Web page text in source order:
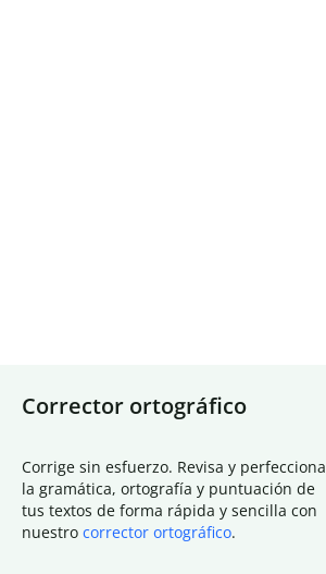
Corrector ortográfico
Corrige sin esfuerzo. Revisa y perfecciona
la gramática, ortografía y puntuación de
tus textos de forma rápida y sencilla con
nuestro corrector ortográfico.